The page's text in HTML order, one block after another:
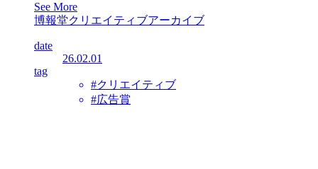
See More
博報堂クリエイティブアーカイブ
date
26.02.01
tag
#クリエイティブ
#広告賞